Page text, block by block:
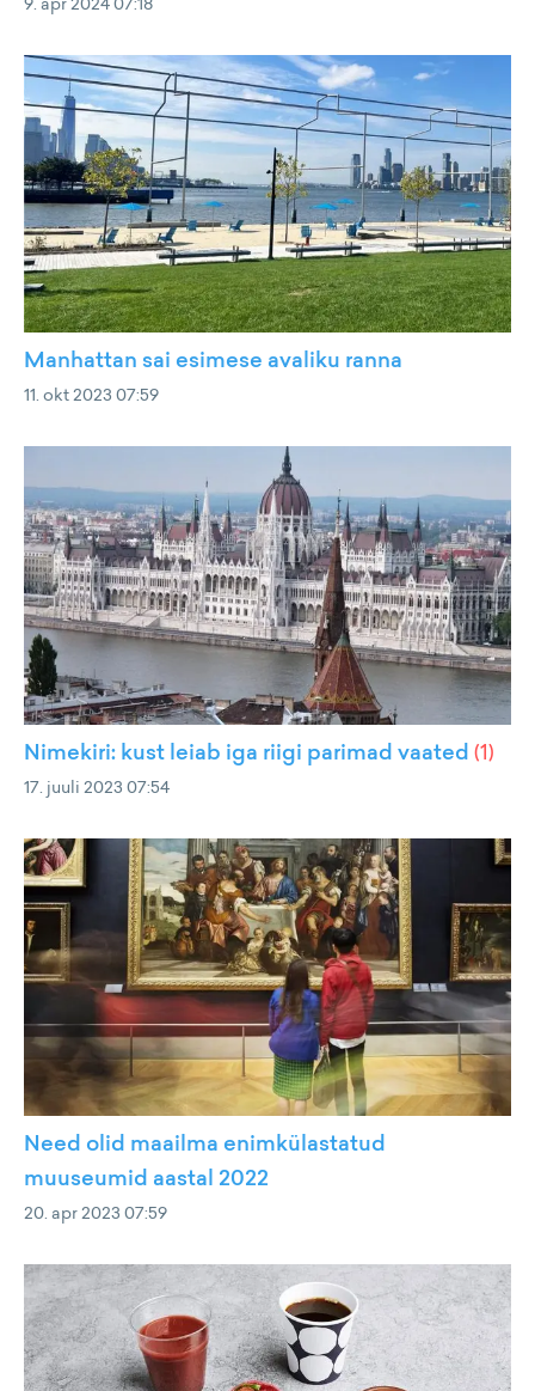
Manhattan sai esimese avaliku ranna
11. okt 2023 07:59
Nimekiri: kust leiab iga riigi parimad vaated (1)
17. juuli 2023 07:54
Need olid maailma enimkülastatud
muuseumid aastal 2022
20. apr 2023 07:59